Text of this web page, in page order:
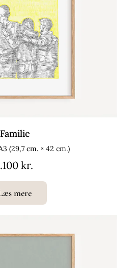
Familie
(29,7 cm. × 42 cm.)
kr.
mere